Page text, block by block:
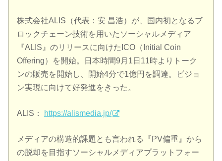
株式会社ALIS（代表：安 昌浩）が、国内初となるブ
ロックチェーン技術を用いたソーシャルメディア
『ALIS』のリリースに向けたICO（Initial Coin
Offering）を開始。日本時間9月1日11時よりトーク
ンの販売を開始し、開始4分で1億円を調達。ビジョ
ン実現に向けて好発進をきった。
ALIS： https://alismedia.jp/
メディアの構造的課題とも言われる『PV偏重』から
の脱却を目指すソーシャルメディアプラットフォー